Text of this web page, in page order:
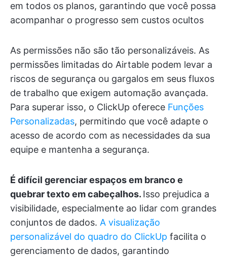
em todos os planos, garantindo que você possa
acompanhar o progresso sem custos ocultos
As permissões não são tão personalizáveis. As
permissões limitadas do Airtable podem levar a
riscos de segurança ou gargalos em seus fluxos
de trabalho que exigem automação avançada.
Para superar isso, o ClickUp oferece Funções
Personalizadas, permitindo que você adapte o
acesso de acordo com as necessidades da sua
equipe e mantenha a segurança.
É difícil gerenciar espaços em branco e
quebrar texto em cabeçalhos. Isso prejudica a
visibilidade, especialmente ao lidar com grandes
conjuntos de dados. A visualização
personalizável do quadro do ClickUp facilita o
gerenciamento de dados, garantindo